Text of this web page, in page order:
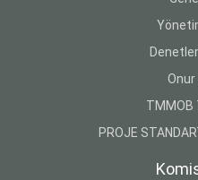
Onur
TMMOB
PROJE